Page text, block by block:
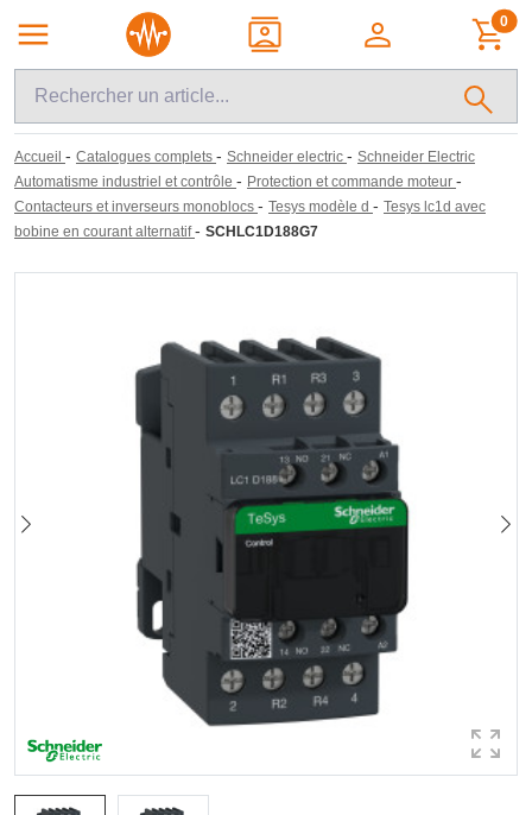
0
Accueil - Catalogues complets - Schneider electric - Schneider Electric
Automatisme industriel et contrôle - Protection et commande moteur -
Contacteurs et inverseurs monoblocs - Tesys modèle d - Tesys lc1d avec
bobine en courant alternatif - SCHLC1D188G7